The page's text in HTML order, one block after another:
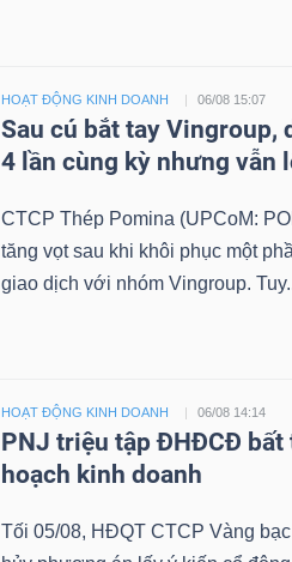
HOẠT ĐỘNG KINH DOANH 06/08 15:07
Sau cú bắt tay Vingroup,
4 lần cùng kỳ nhưng vẫn
CTCP Thép Pomina (UPCoM:
tăng vọt sau khi khôi phục một
giao dịch với nhóm Vingroup.
HOẠT ĐỘNG KINH DOANH 06/08 14:14
PNJ triệu tập ĐHĐCĐ
hoạch kinh doanh
Tối 05/08, HĐQT CTCP Vàng